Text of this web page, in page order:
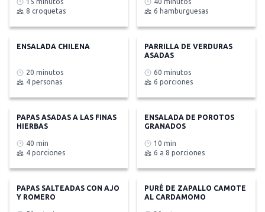
8 croquetas
6 hamburguesas
ENSALADA CHILENA
20 minutos
4 personas
PARRILLA DE VERDURAS
ASADAS
60 minutos
6 porciones
PAPAS ASADAS A LAS FINAS
HIERBAS
40 min
4 porciones
ENSALADA DE POROTOS
GRANADOS
10 min
6 a 8 porciones
PAPAS SALTEADAS CON AJO
Y ROMERO
PURÉ DE ZAPALLO CAMOTE
AL CARDAMOMO